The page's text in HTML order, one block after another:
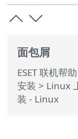
面包屑
ESET 联机帮助
安装 > Linux
装 - Linux